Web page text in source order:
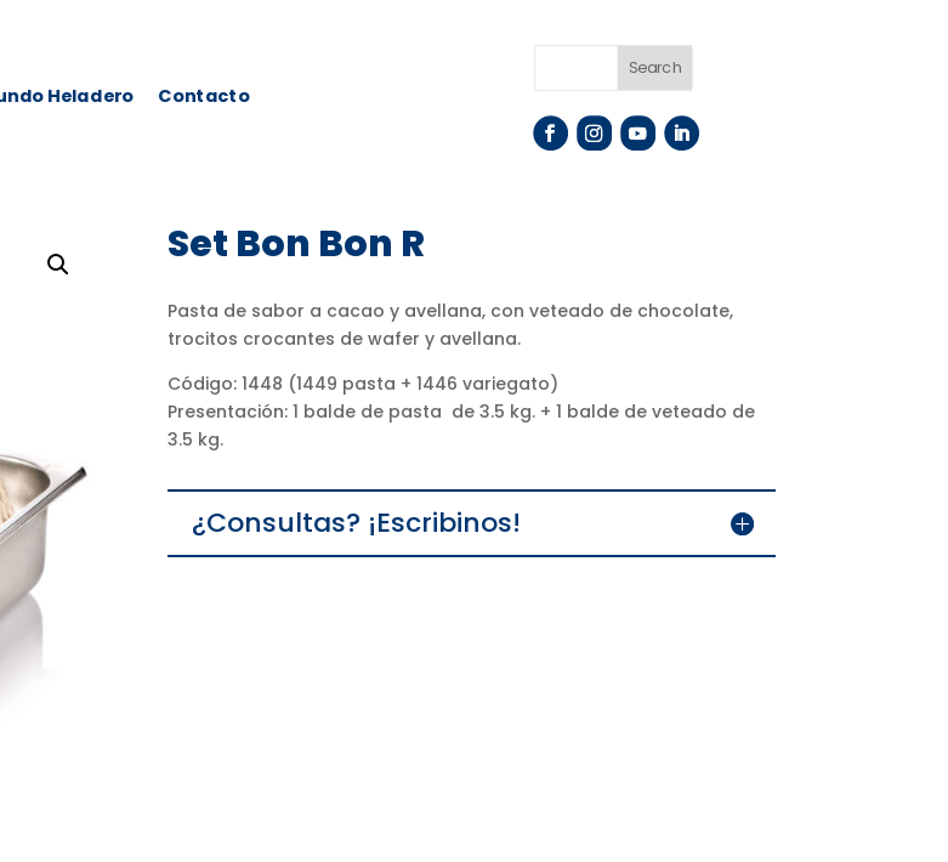
Heladero
Contacto
Set Bon Bon R
Pasta de sabor a cacao y avellana, con veteado de chocolate,
trocitos crocantes de wafer y avellana.
Código: 1448 (1449 pasta + 1446 variegato)
Presentación: 1 balde de pasta de 3.5 kg. + 1 balde de veteado de
3.5 kg.
¿Consultas? ¡Escribinos!